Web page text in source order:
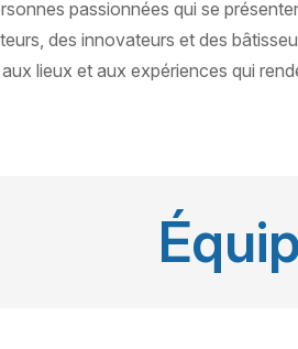
passionnées qui se
des innovateurs et des
lieux et aux expériences qui